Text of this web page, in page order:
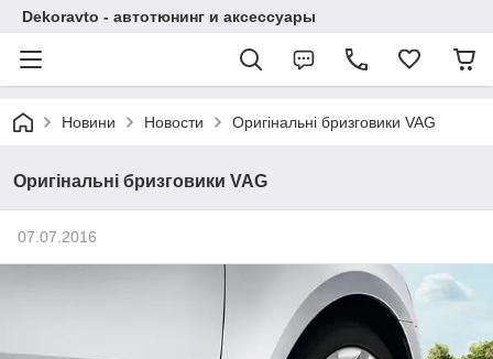
Dekoravto - автотюнинг и аксессуары
Новини Новости Оригінальні бризговики VAG
Оригінальні бризговики VAG
07.07.2016